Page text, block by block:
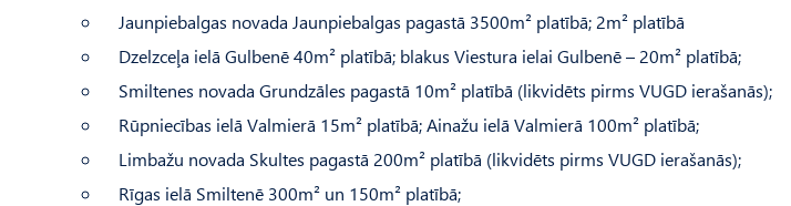
Jaunpiebalgas novada Jaunpiebalgas pagastā 3500m² platībā; 2m² platībā
Dzelzceļa ielā Gulbenē 40m² platībā; blakus Viestura ielai Gulbenē – 20m² platībā;
Smiltenes novada Grundzāles pagastā 10m² platībā (likvidēts pirms VUGD ierašanās);
Rūpniecības ielā Valmierā 15m² platībā; Ainažu ielā Valmierā 100m² platībā;
Limbažu novada Skultes pagastā 200m² platībā (likvidēts pirms VUGD ierašanās);
Rīgas ielā Smiltenē 300m² un 150m² platībā;